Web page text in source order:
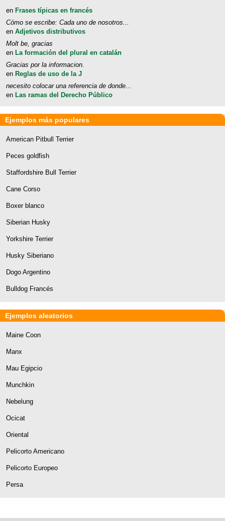
en Frases típicas en francés
Cómo se escribe: Cada uno de nosotros...
en Adjetivos distributivos
Molt be, gracias
en La formación del plural en catalán
Gracias por la informacion.
en Reglas de uso de la J
necesito colocar una referencia de donde...
en Las ramas del Derecho Público
Ejemplos más populares
American Pitbull Terrier
Peces goldfish
Staffordshire Bull Terrier
Cane Corso
Boxer blanco
Siberian Husky
Yorkshire Terrier
Husky Siberiano
Dogo Argentino
Bulldog Francés
Ejemplos aleatorios
Maine Coon
Manx
Mau Egipcio
Munchkin
Nebelung
Ocicat
Oriental
Pelicorto Americano
Pelicorto Europeo
Persa